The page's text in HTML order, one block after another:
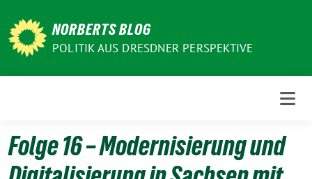
zum
Inhalt
NORBERTS BLOG
POLITIK AUS DRESDNER PERSPEKTIVE
Folge 16 – Modernisierung und